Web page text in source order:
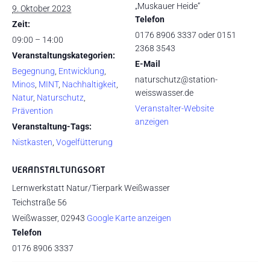
9. Oktober 2023
Zeit:
09:00 – 14:00
Veranstaltungskategorien:
Begegnung Entwicklung
Minos MINT, Nachhaltigkeit
Natur, Naturschutz
Prävention
Veranstaltung-Tags:
Nistkasten Vogelfütterung
VERANSTALTUNGSORT
Lernwerkstatt Natur/Tierpark Weißwasser
Teichstraße 56
Weißwasser, 02943 Google Karte anzeigen
Telefon
0176 8906 3337
„Muskauer Heide“
Telefon
0176 8906 3337 oder 0151
2368 3543
E-Mail
naturschutz@station-
weisswasser.de
Veranstalter-Website
anzeigen